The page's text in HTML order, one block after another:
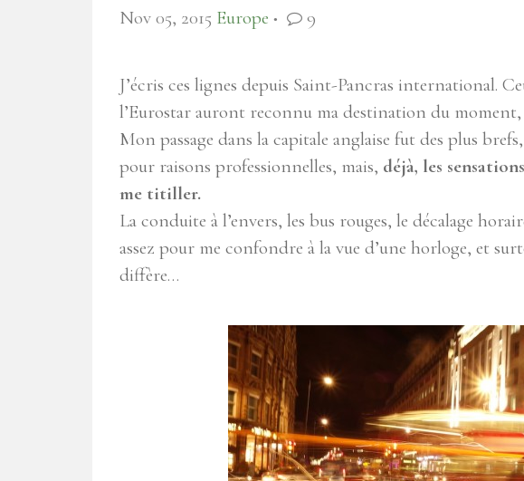
Nov 05, 2015 Europe ● 9
J’écris ces lignes depuis Saint-Pancras international.
l’Eurostar auront reconnu ma destination du moment,
Mon passage dans la capitale anglaise fut des plus
pour raisons professionnelles, mais, déjà, les
me titiller.
La conduite à l’envers, les bus rouges, le décalage
assez pour me confondre à la vue d’une horloge, et
diffère…